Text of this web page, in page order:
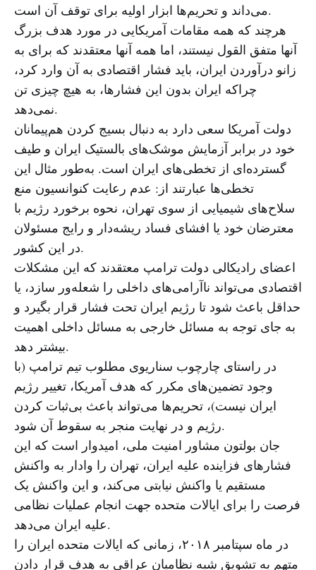
می‌داند و تحریم‌ها ابزار اولیه برای توقف آن است.
هرچند که همه مقامات آمریکایی در مورد هدف بزرگ
آنها متفق القول نیستند، اما همه آنها معتقدند که برای به
زانو درآوردن ایران، باید فشار اقتصادی به آن وارد کرد،
چراکه ایران بدون این فشارها، به هیچ چیزی تن
نمی‌دهد.
دولت آمریکا سعی دارد به دنبال بسیج کردن هم‌پیمانان
خود در برابر آزمایش موشک‌های بالستیک ایران و طیف
گسترده‌ای از تخطی‌های ایران است. به‌طور مثال این
تخطی‌ها عبارتند از: عدم رعایت کنوانسیون منع
سلاح‌های شیمیایی از سوی تهران، نحوه برخورد رژیم با
معترضان خود یا افشای فساد ریشه‌دار و رایج مسئولان
در این کشور.
اعضای رادیکالی دولت ترامپ معتقدند که این مشکلات
اقتصادی می‌تواند ناآرامی‌های داخلی را شعله‌ور سازد، یا
حداقل باعث شود تا رژیم ایران تحت فشار قرار بگیرد و
به جای توجه به مسائل خارجی به مسائل داخلی اهمیت
بیشتر دهد.
در راستای چارچوب سناریوی مطلوب تیم ترامپ (با
وجود تضمین‌های مکرر که هدف آمریکا، تغییر رژیم
ایران نیست)، تحریم‌ها می‌تواند باعث بی‌ثبات کردن
رژیم و در نهایت منجر به سقوط آن شود.
جان بولتون مشاور امنیت ملی، امیدوار است که این
فشارهای فزاینده علیه ایران، تهران را وادار به واکنش
مستقیم یا واکنش نیابتی می‌کند، و این واکنش یک
فرصت را برای ایالات متحده جهت انجام عملیات نظامی
علیه ایران می‌دهد.
در ماه سپتامبر ۲۰۱۸، زمانی که ایالات متحده ایران را
متهم به تشویق شبه نظامیان عراقی به هدف قرار دادن